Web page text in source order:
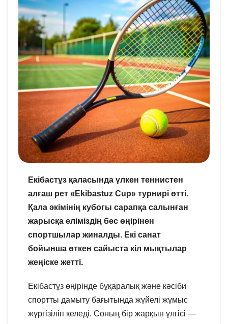
Екібастұз қаласында үлкен теннистен
алғаш рет «Ekibastuz Сup» турнирі өтті.
Қала әкімінің кубогы сарапқа салынған
жарысқа еліміздің бес өңірінен
спортшылар жиналды. Екі санат
бойынша өткен сайыста кіл мықтылар
жеңіске жетті.
Екібастұз өңірінде бұқаралық және кәсіби
спортты дамыту бағытында жүйелі жұмыс
жүргізіліп келеді. Соның бір жарқын үлгісі —